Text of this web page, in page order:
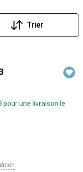
Trier
une livraison le